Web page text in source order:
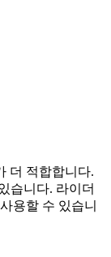
더 적합합니다.
습니다. 라이더
용할 수 있습니